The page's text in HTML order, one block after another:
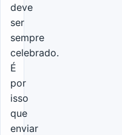
deve
ser
sempre
celebrado.
É
por
isso
que
enviar